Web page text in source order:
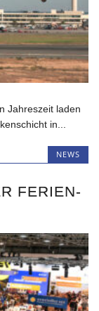
Jahreszeit laden
in...
NEWS
FERIEN-